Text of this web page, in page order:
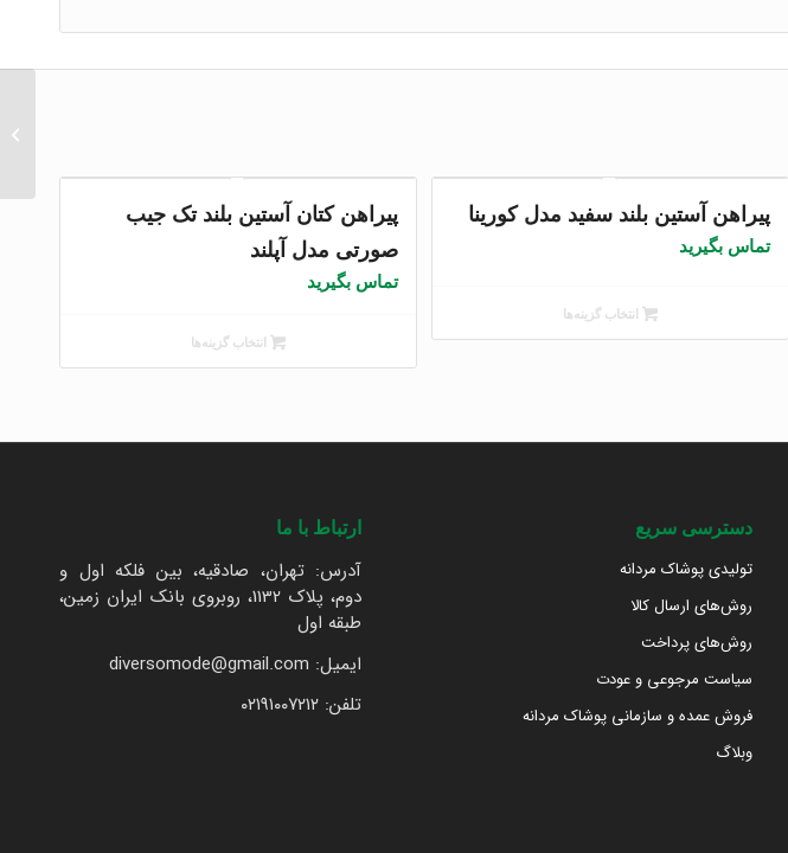
پیراهن آستین بلند سفید مدل کورینا
تماس بگیرید
انتخاب گزینه‌ها
پیراهن کتان آستین بلند تک جیب
صورتی مدل آپلند
تماس بگیرید
انتخاب گزینه‌ها
دسترسی سریع
تولیدی پوشاک مردانه
روش‌های ارسال کالا
روش‌های پرداخت
سیاست مرجوعی و عودت
فروش عمده و سازمانی پوشاک مردانه
وبلاگ
ارتباط با ما
آدرس: تهران، صادقیه، بین فلکه اول و
دوم، پلاک 1132، روبروی بانک ایران زمین،
طبقه اول
ایمیل: diversomode@gmail.com
تلفن: ۰۲۱۹۱۰۰۷۲۱۲
مدل